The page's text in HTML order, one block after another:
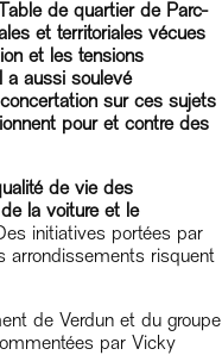
de quartier de Parc-
et territoriales vécues
et les tensions
a aussi soulevé
sur ces sujets
pour et contre des
de vie des
la voiture et le
initiatives portées par
arrondissements risquent
de Verdun et du groupe
par Vicky